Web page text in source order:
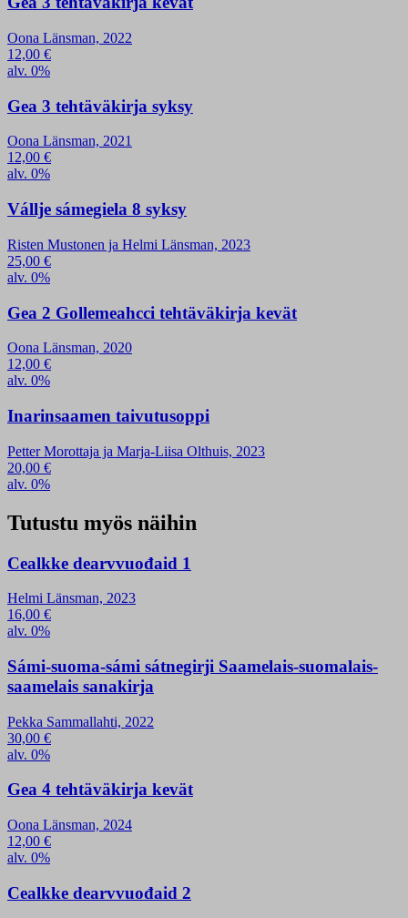
Oona Länsman, 2022
12,00 €
alv. 0%
Gea 3 tehtäväkirja syksy
Oona Länsman, 2021
12,00 €
alv. 0%
Vállje sámegiela 8 syksy
Risten Mustonen ja Helmi Länsman, 2023
25,00 €
alv. 0%
Gea 2 Gollemeahcci tehtäväkirja kevät
Oona Länsman, 2020
12,00 €
alv. 0%
Inarinsaamen taivutusoppi
Petter Morottaja ja Marja-Liisa Olthuis, 2023
20,00 €
alv. 0%
Tutustu myös näihin
Cealkke dearvvuođaid 1
Helmi Länsman, 2023
16,00 €
alv. 0%
Sámi-suoma-sámi sátnegirji Saamelais-suomalais-
saamelais sanakirja
Pekka Sammallahti, 2022
30,00 €
alv. 0%
Gea 4 tehtäväkirja kevät
Oona Länsman, 2024
12,00 €
alv. 0%
Cealkke dearvvuođaid 2